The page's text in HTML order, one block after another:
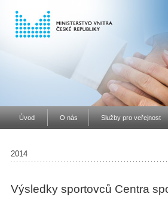
Úvod O nás Služby pro veřejnost
2014
Výsledky sportovců Centra